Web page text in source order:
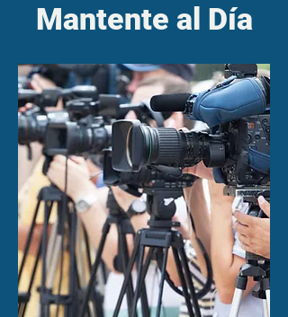
Mantente al Día